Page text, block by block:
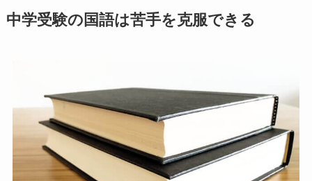
中学受験の国語は苦手を克服できる